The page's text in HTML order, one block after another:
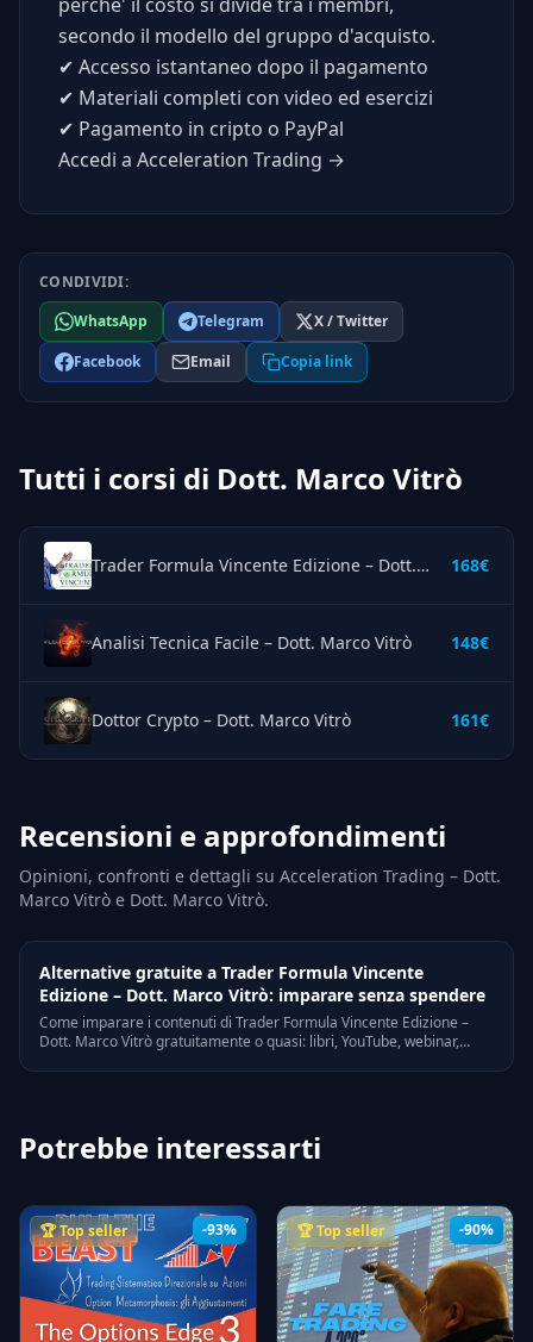
secondo il modello del gruppo d'acquisto.
✔ Accesso istantaneo dopo il pagamento
✔ Materiali completi con video ed esercizi
✔ Pagamento in cripto o PayPal
Accedi a Acceleration Trading →
CONDIVIDI:
WhatsApp
Telegram
X / Twitter
Facebook
Email Copia link
Tutti i corsi di Dott. Marco Vitrò
Trader Formula Vincente Edizione – Dott. Marco Vitrò 168€
Analisi Tecnica Facile – Dott. Marco Vitrò 148€
Dottor Crypto – Dott. Marco Vitrò 161€
Recensioni e approfondimenti
Opinioni, confronti e dettagli su Acceleration Trading – Dott.
Marco Vitrò e Dott. Marco Vitrò.
Alternative gratuite a Trader Formula Vincente
Edizione – Dott. Marco Vitrò: imparare senza spendere
Come imparare i contenuti di Trader Formula Vincente Edizione –
Dott. Marco Vitrò gratuitamente o quasi: libri, YouTube, webinar,
Potrebbe interessarti
-93%
🏆 Top seller -90%
🏆 Top seller